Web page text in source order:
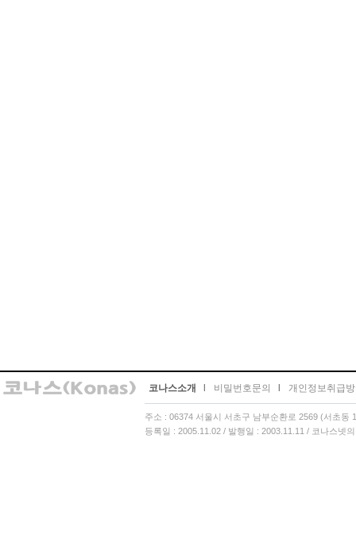
코나스소개 비밀번호문의 개인정보취급
주소 : 06374 서울시 서초구 남부순환로 2569 (서초
등록일 : 2005.11.02 / 발행일 : 2003.11.11 / 코나스넷